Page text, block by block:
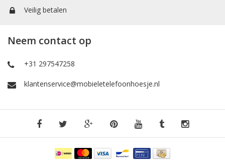
Veilig betalen
Neem contact op
+31 297547258
klantenservice@mobieletelefoonhoesje.nl